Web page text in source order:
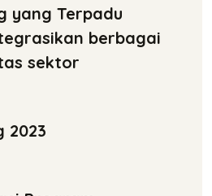
yang Terpadu
berbagai
sektor
2023